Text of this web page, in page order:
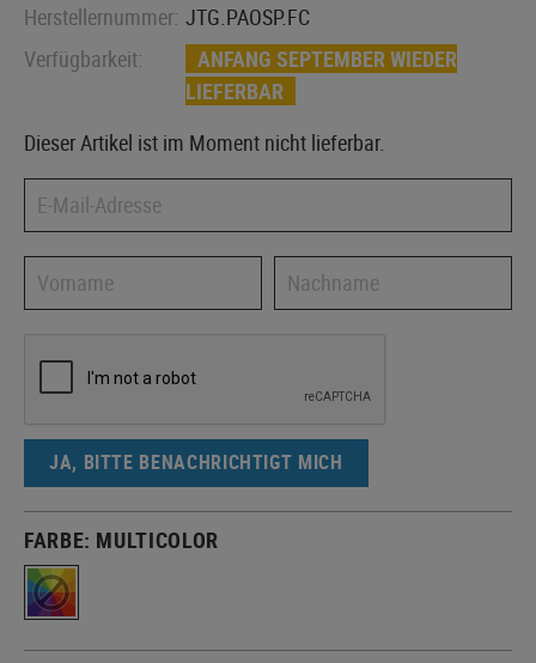
Herstellernummer: JTG.PAOSP.FC
Verfügbarkeit:
ANFANG SEPTEMBER WIEDER
LIEFERBAR
Dieser Artikel ist im Moment nicht lieferbar.
JA, BITTE BENACHRICHTIGT MICH
FARBE: MULTICOLOR